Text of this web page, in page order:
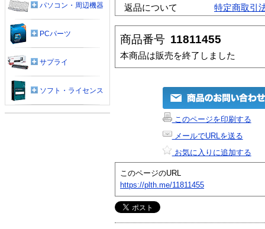
返品について
特定商取引
商品番号 11811455
本商品は販売を終了しました
このページを印刷する
メールでURLを送る
お気に入りに追加する
このページのURL
https://plth.me/11811455
パソコン・周辺機器
PCパーツ
サプライ
ソフト・ライセンス